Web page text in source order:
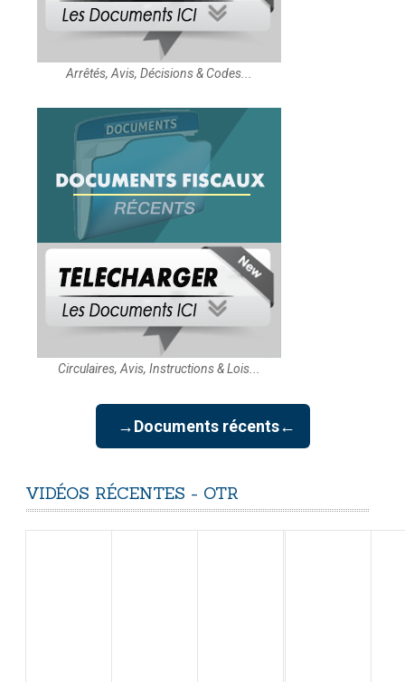
Arrêtés, Avis, Décisions & Codes...
Circulaires, Avis, Instructions & Lois...
→Documents récents←
VIDÉOS RÉCENTES - OTR